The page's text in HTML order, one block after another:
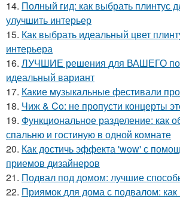
14. Полный гид: как выбрать плинтус
улучшить интерьер
15. Как выбрать идеальный цвет
интерьера
16. ЛУЧШИЕ решения для ВАШЕГО
идеальный вариант
17. Какие музыкальные фестивали
18. Чиж & Co: не пропусти концерты
19. Функциональное разделение: как
спальню и гостиную в одной комнате
20. Как достичь эффекта 'wow' с
приемов дизайнеров
21. Подвал под домом: лучшие
22. Приямок для дома с подвалом: